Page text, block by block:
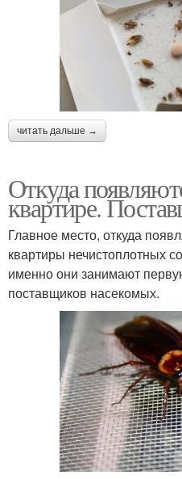
читать дальше →
Откуда
квартире.
Главное место, откуда
квартиры нечистоплотных
именно они занимают
поставщиков насекомых.